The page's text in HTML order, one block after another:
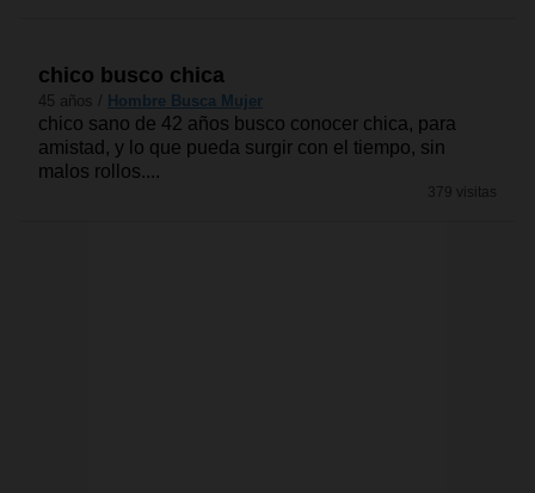
chico busco chica
45 años / Hombre Busca Mujer
chico sano de 42 años busco conocer chica, para
amistad, y lo que pueda surgir con el tiempo, sin
malos rollos....
379 visitas